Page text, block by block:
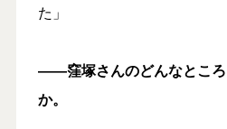
た」
――窪塚さんのどんなところ
か。